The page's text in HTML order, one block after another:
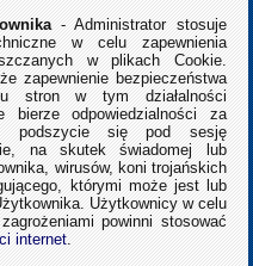
- Administrator stosuje
w celu zapewnienia
w plikach Cookie.
zapewnienie bezpieczeństwa
stron w tym działalności
bierze odpowiedzialności za
podszycie się pod sesję
na skutek świadomej lub
wirusów, koni trojańskich
którymi może jest lub
Użytkownicy w celu
powinni stosować
internet